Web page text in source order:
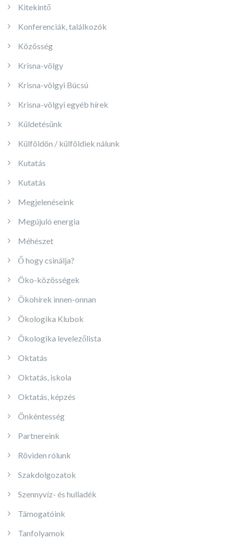
Kitekintő
Konferenciák, találkozók
Közösség
Krisna-völgy
Krisna-völgyi Búcsú
Krisna-völgyi egyéb hírek
Küldetésünk
Külföldön / külföldiek nálunk
Kutatás
Kutatás
Megjelenéseink
Megújuló energia
Méhészet
Ő hogy csinálja?
Öko-közösségek
Ökohírek innen-onnan
Ökologika Klubok
Ökologika levelezőlista
Oktatás
Oktatás, iskola
Oktatás, képzés
Önkéntesség
Partnereink
Röviden rólunk
Szakdolgozatok
Szennyvíz- és hulladék
Támogatóink
Tanfolyamok